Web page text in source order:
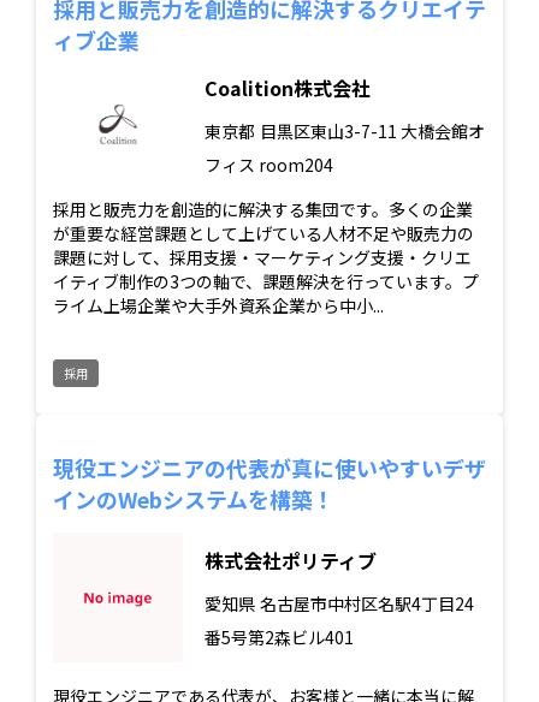
採用と販売力を創造的に解決するクリエイテ
ィブ企業
Coalition株式会社
東京都 目黒区東山3-7-11 大橋会館オ
フィス room204
採用と販売力を創造的に解決する集団です。多くの企業
が重要な経営課題として上げている人材不足や販売力の
課題に対して、採用支援・マーケティング支援・クリエ
イティブ制作の3つの軸で、課題解決を行っています。プ
ライム上場企業や大手外資系企業から中小...
採用
現役エンジニアの代表が真に使いやすいデザ
インのWebシステムを構築！
株式会社ポリティブ
愛知県 名古屋市中村区名駅4丁目24
番5号第2森ビル401
現役エンジニアである代表が、お客様と一緒に本当に解